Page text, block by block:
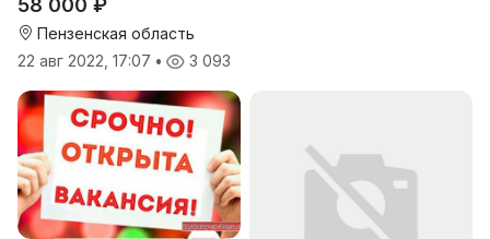
Пензенская область
22 авг 2022, 17:07 • 3 093